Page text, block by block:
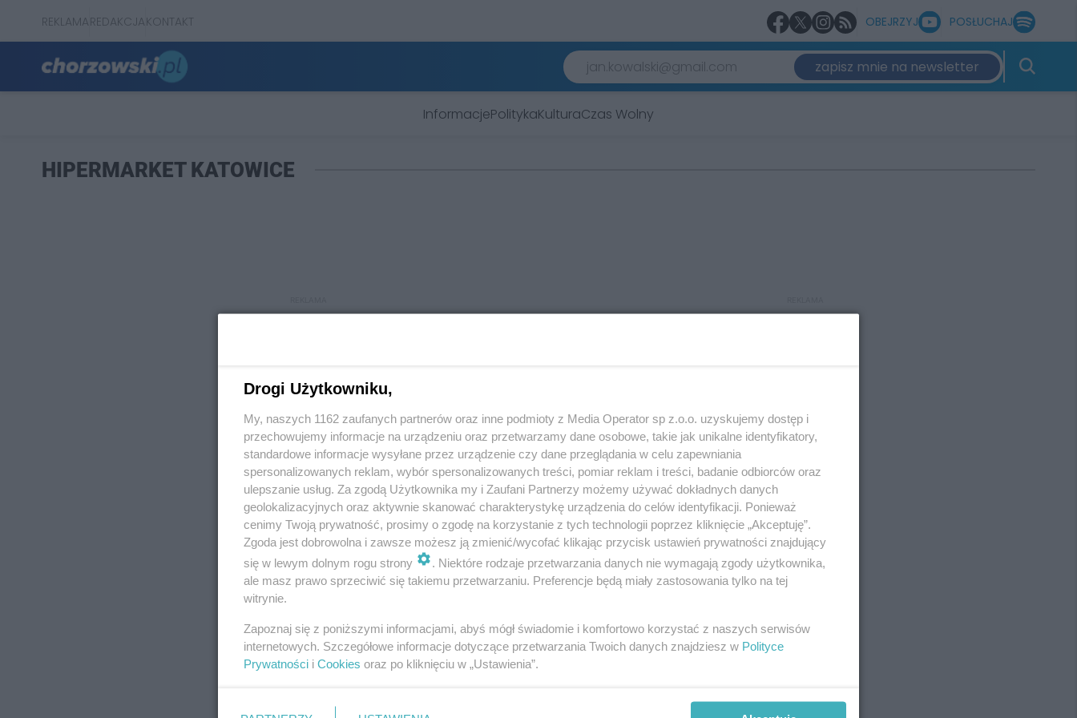
REKLAMAREDAKCJAKONTAKT OBEJRZYJ POSŁUCHAJ
zapisz mnie na newsletter
InformacjePolitykaKulturaCzas Wolny
HIPERMARKET KATOWICE
REKLAMA REKLAMA
Drogi Użytkowniku,
My, naszych 1162 zaufanych partnerów oraz inne podmioty z Media Operator sp z.o.o. uzyskujemy dostęp i
przechowujemy informacje na urządzeniu oraz przetwarzamy dane osobowe, takie jak unikalne identyfikatory,
standardowe informacje wysyłane przez urządzenie czy dane przeglądania w celu zapewniania
spersonalizowanych reklam, wybór spersonalizowanych treści, pomiar reklam i treści, badanie odbiorców oraz
ulepszanie usług. Za zgodą Użytkownika my i Zaufani Partnerzy możemy używać dokładnych danych
geolokalizacyjnych oraz aktywnie skanować charakterystykę urządzenia do celów identyfikacji. Ponieważ
cenimy Twoją prywatność, prosimy o zgodę na korzystanie z tych technologii poprzez kliknięcie „Akceptuję”.
Zgoda jest dobrowolna i zawsze możesz ją zmienić/wycofać klikając przycisk ustawień prywatności znajdujący
się w lewym dolnym rogu strony
. Niektóre rodzaje przetwarzania danych nie wymagają zgody użytkownika,
ale masz prawo sprzeciwić się takiemu przetwarzaniu. Preferencje będą miały zastosowania tylko na tej
witrynie.
Zapoznaj się z poniższymi informacjami, abyś mógł świadomie i komfortowo korzystać z naszych serwisów
internetowych. Szczegółowe informacje dotyczące przetwarzania Twoich danych znajdziesz w Polityce
Prywatności i Cookies oraz po kliknięciu w „Ustawienia”.